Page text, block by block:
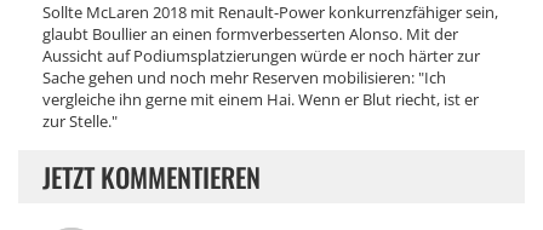
Sollte McLaren 2018 mit Renault-Power konkurrenzfähiger sein,
glaubt Boullier an einen formverbesserten Alonso. Mit der
Aussicht auf Podiumsplatzierungen würde er noch härter zur
Sache gehen und noch mehr Reserven mobilisieren: "Ich
vergleiche ihn gerne mit einem Hai. Wenn er Blut riecht, ist er
zur Stelle."
JETZT KOMMENTIEREN